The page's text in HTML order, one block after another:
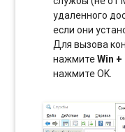
удаленного
если они
Для вызова
нажмитеWin +
нажмите OK.